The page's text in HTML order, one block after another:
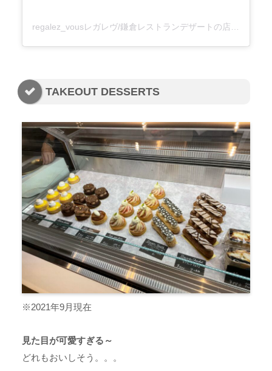
TAKEOUT DESSERTS
※2021年9月現在
見た目が可愛すぎる～
どれもおいしそう。。。